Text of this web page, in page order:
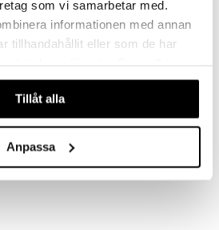
som vi samarbetar med.
informationen med annan
tillhandahållit eller som de har
användande av vår webbplats.
Tillåt alla
Anpassa
Reparerende hårkur for krøllete hår
Brushworks Heatless Flexi
Curlers
Overvåke